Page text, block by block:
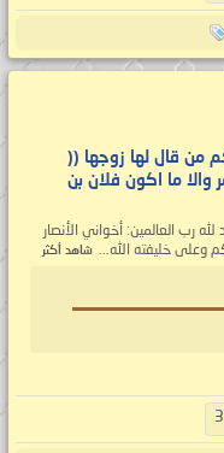
من قال لها زوجها ((
والا ما اكون فلان بن
رب العالمين: أخواني الأنصار
وعلى خليفته الله... شاهد أكثر